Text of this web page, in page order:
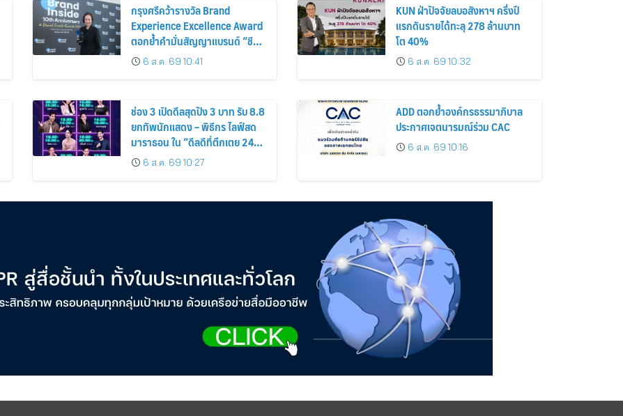
กรุงศรีคว้ารางวัล Brand
Experience Excellence Award
ตอกย้ำคำมั่นสัญญาแบรนด์ “ชีวิต
ง่าย ได้ทุกวัน”
6 ส.ค. 69 10:41
KUN ฝ่าปัจจัยลบอสังหาฯ ครึ่งปี
แรกดันรายได้ทะลุ 278 ล้านบาท
โต 40%
6 ส.ค. 69 10:32
ช่อง 3 เปิดดีลสุดปัง 3 บาท รับ 8.8
ยกทัพนักแสดง – พิธีกร ไลฟ์สด
มาราธอน ใน “ดีลดีที่ตึกเตย 24
ชั่วโมง”
6 ส.ค. 69 10:27
ADD ตอกย้ำองค์กรธรรมาภิบาล
ประกาศเจตนารมณ์ร่วม CAC
6 ส.ค. 69 10:16